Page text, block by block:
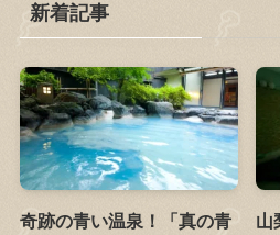
新着記事
奇跡の青い温泉！「真の青
山